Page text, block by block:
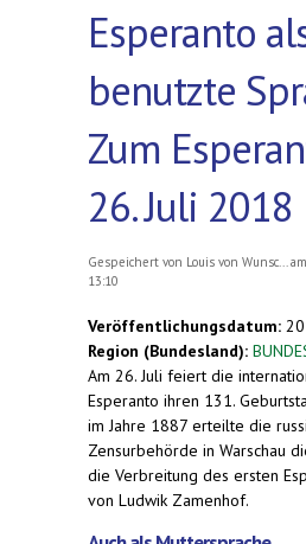
Esperanto
benutzte
Zum
26. Juli 2018
Gespeichert von Louis von Wunsc...
13:10
Veröffentlichungsdatum:
Region (Bundesland):
Am 26. Juli feiert die
Esperanto ihren 131.
im Jahre 1887 erteilte die
Zensurbehörde in Warschau
die Verbreitung des ersten
von Ludwik Zamenhof.